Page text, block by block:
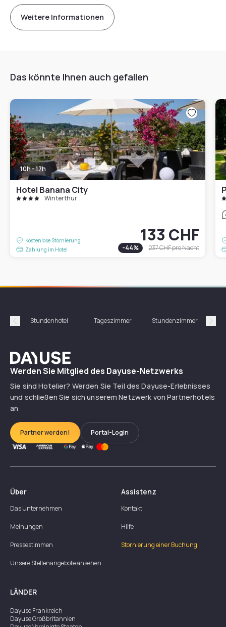
Weitere Informationen
Das könnte Ihnen auch gefallen
10h - 17h
Hotel Banana City
Winterthur
Kostenlose Stornierung
Zahlung im Hotel
133 CHF
-44% 237 CHFpro Nacht
Précédent
Stundenhotel Tageszimmer Stundenzimmer
Dayuse
Werden Sie Mitglied des Dayuse-Netzwerks
Sie sind Hotelier? Werden Sie Teil des Dayuse-Erlebnisses
und schließen Sie sich unserem Netzwerk von Partnerhotels
an
Partner werden! Portal-Login
Über
Das Unternehmen
Meinungen
Pressestimmen
Unsere Stellenangebote ansehen
Assistenz
Kontakt
Hilfe
Stornierung einer Buchung
LÄNDER
DayuseFrankreich
DayuseGroßbritannien